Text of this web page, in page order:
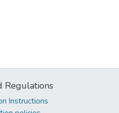
Regulations
Instructions